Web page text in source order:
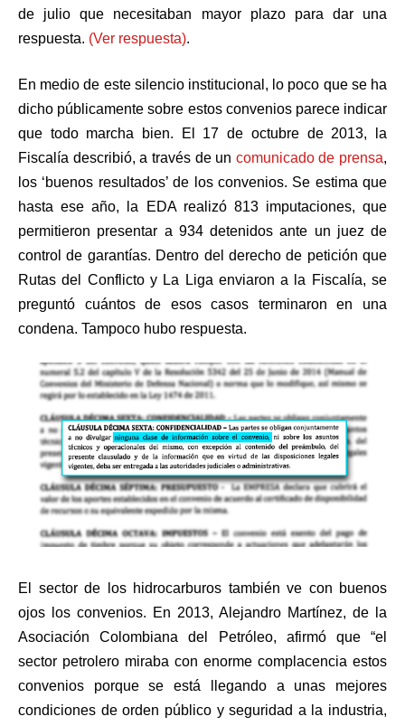
de julio que necesitaban mayor plazo para dar una
respuesta. (Ver respuesta).
En medio de este silencio institucional, lo poco que se ha
dicho públicamente sobre estos convenios parece indicar
que todo marcha bien. El 17 de octubre de 2013, la
Fiscalía describió, a través de un comunicado de prensa,
los ‘buenos resultados’ de los convenios. Se estima que
hasta ese año, la EDA realizó 813 imputaciones, que
permitieron presentar a 934 detenidos ante un juez de
control de garantías. Dentro del derecho de petición que
Rutas del Conflicto y La Liga enviaron a la Fiscalía, se
preguntó cuántos de esos casos terminaron en una
condena. Tampoco hubo respuesta.
El sector de los hidrocarburos también ve con buenos
ojos los convenios. En 2013, Alejandro Martínez, de la
Asociación Colombiana del Petróleo, afirmó que “el
sector petrolero miraba con enorme complacencia estos
convenios porque se está llegando a unas mejores
condiciones de orden público y seguridad a la industria,